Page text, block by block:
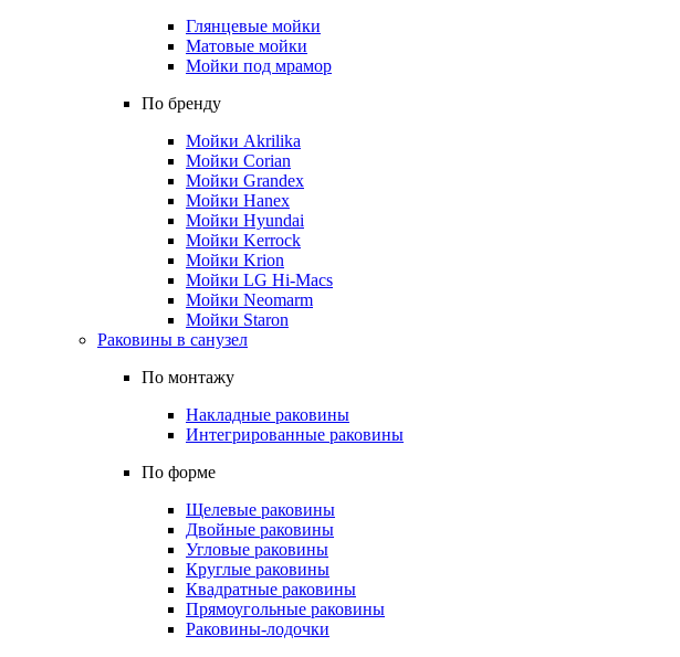
Глянцевые мойки
Матовые мойки
Мойки под мрамор
По бренду
Мойки Akrilika
Мойки Corian
Мойки Grandex
Мойки Hanex
Мойки Hyundai
Мойки Kerrock
Мойки Krion
Мойки LG Hi-Macs
Мойки Neomarm
Мойки Staron
Раковины в санузел
По монтажу
Накладные раковины
Интегрированные раковины
По форме
Щелевые раковины
Двойные раковины
Угловые раковины
Круглые раковины
Квадратные раковины
Прямоугольные раковины
Раковины-лодочки